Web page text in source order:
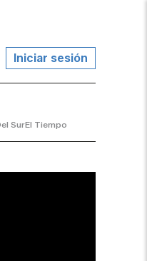
Iniciar sesión
SurEl Tiempo